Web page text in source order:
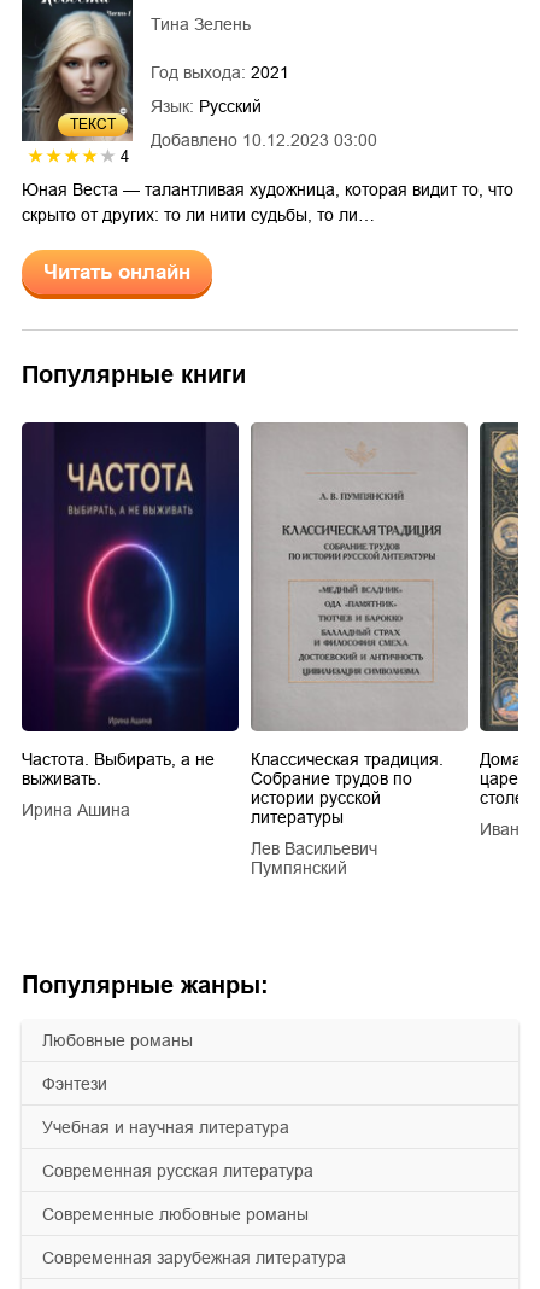
Популярные жанры:
любовные романы
фэнтези
учебная и научная литература
современная русская литература
современные любовные романы
современная зарубежная литература
ТЕКСТ
4
Добавлено 10.12.2023 03:00
Тина Зелень
Год выхода: 2021
Язык: Русский
Юная Веста — талантливая художница, которая видит то, что
скрыто от других: то ли нити судьбы, то ли…
Читать онлайн
Популярные книги
Частота. Выбирать, а не
выживать.
Ирина Ашина
Классическая традиция.
Собрание трудов по
истории русской
литературы
Лев Васильевич
Пумпянский
царей
Иван